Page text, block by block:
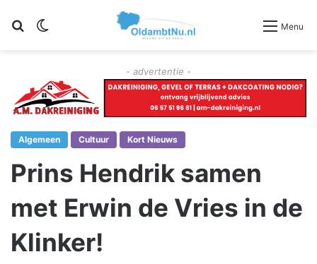
Zoeken Menu
- advertentie -
Algemeen Cultuur Kort Nieuws
Prins Hendrik samen
met Erwin de Vries in de
Klinker!